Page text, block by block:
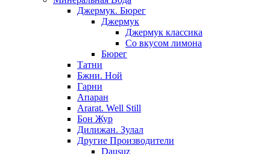
Джермук. Бюрег
Джермук
Джермук классика
Со вкусом лимона
Бюрег
Татни
Бжни. Ной
Гарни
Апаран
Ararat. Well Still
Бон Жур
Дилижан. Зулал
Другие Производители
Dausuz